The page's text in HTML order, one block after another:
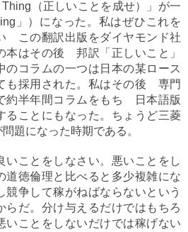
（正しいことを成せ）」が一
」）になった。私はぜひこれを
この翻訳出版をダイヤモンド社
本はその後 邦訳「正しいこと」
コラムの一つは日本の某ロース
も採用された。私はその後 専門
約半年間コラムをもち 日本語版
ることにもなった。ちょうど三菱
題になった時期である。
いことをしなさい。悪いことをし
道徳倫理と比べると多少複雑にな
競争して稼がねばならないという
らだ。分け与えるだけではもちろ
ことをしないだけでは稼げない